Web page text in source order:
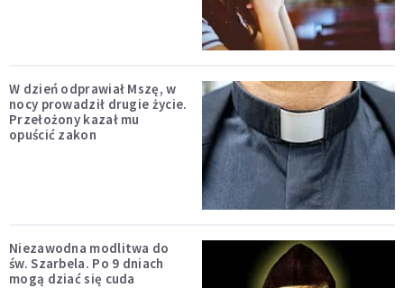
W dzień odprawiał Mszę, w
nocy prowadził drugie życie.
Przełożony kazał mu
opuścić zakon
Niezawodna modlitwa do
św. Szarbela. Po 9 dniach
mogą dziać się cuda